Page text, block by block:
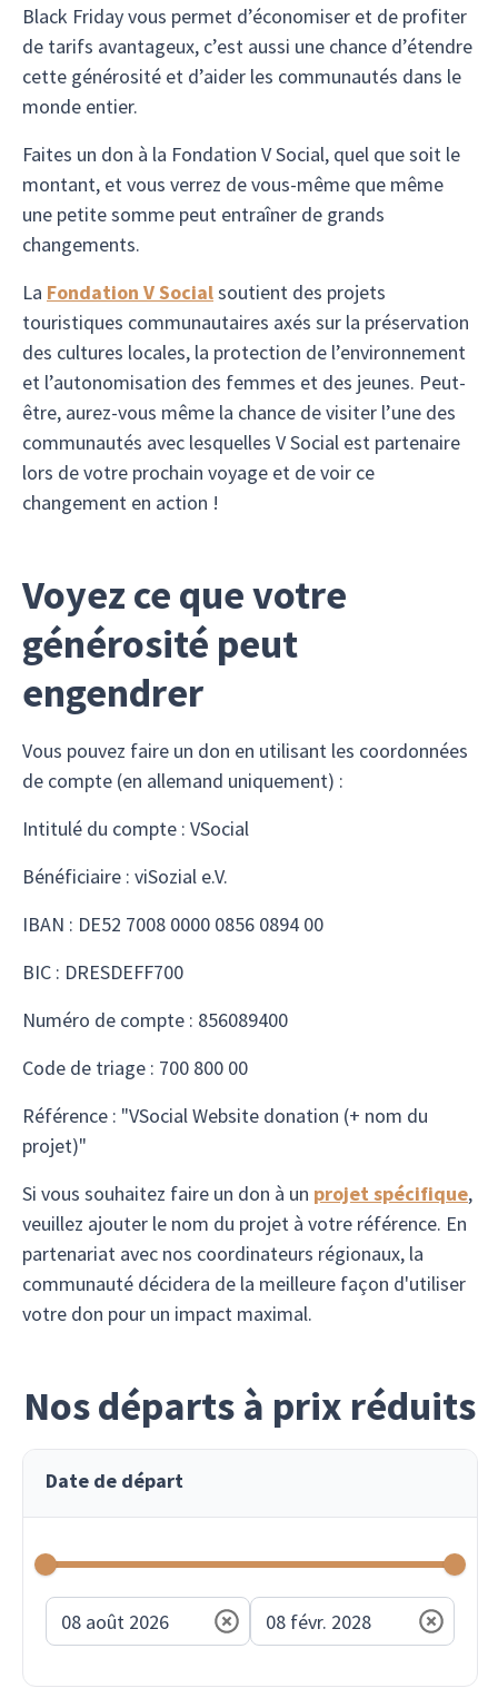
Black Friday vous permet d’économiser et de profiter
de tarifs avantageux, c’est aussi une chance d’étendre
cette générosité et d’aider les communautés dans le
monde entier.
Faites un don à la Fondation V Social, quel que soit le
montant, et vous verrez de vous-même que même
une petite somme peut entraîner de grands
changements.
La Fondation V Socialsoutient des projets
touristiques communautaires axés sur la préservation
des cultures locales, la protection de l’environnement
et l’autonomisation des femmes et des jeunes. Peut-
être, aurez-vous même la chance de visiter l’une des
communautés avec lesquelles V Social est partenaire
lors de votre prochain voyage et de voir ce
changement en action !
Voyez ce que votre
générosité peut
engendrer
Vous pouvez faire un don en utilisant les coordonnées
de compte (en allemand uniquement) :
Intitulé du compte : VSocial
Bénéficiaire : viSozial e.V.
IBAN : DE52 7008 0000 0856 0894 00
BIC : DRESDEFF700
Numéro de compte : 856089400
Code de triage : 700 800 00
Référence : "VSocial Website donation (+ nom du
projet)"
Si vous souhaitez faire un don à un projet spécifique,
veuillez ajouter le nom du projet à votre référence. En
partenariat avec nos coordinateurs régionaux, la
communauté décidera de la meilleure façon d'utiliser
votre don pour un impact maximal.
Nos départs à prix réduits
Date de départ